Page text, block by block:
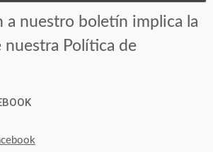
a nuestro boletín implica la
nuestra Política de